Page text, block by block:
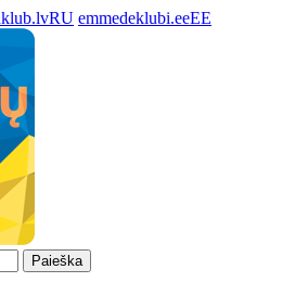
RU emmedeklubi.eeEE
Paieška